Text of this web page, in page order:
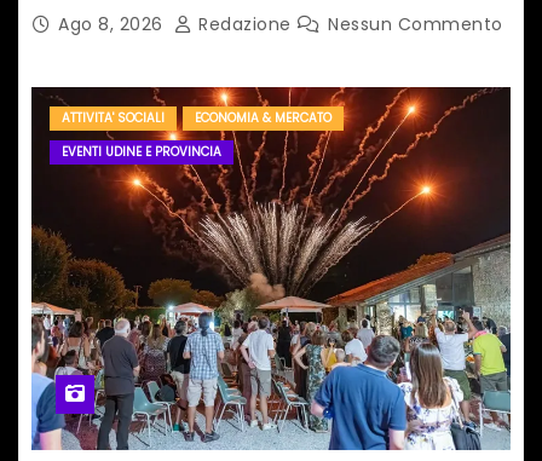
Ago 8, 2026 Redazione Nessun Commento
ATTIVITA' SOCIALI
ECONOMIA & MERCATO
EVENTI UDINE E PROVINCIA